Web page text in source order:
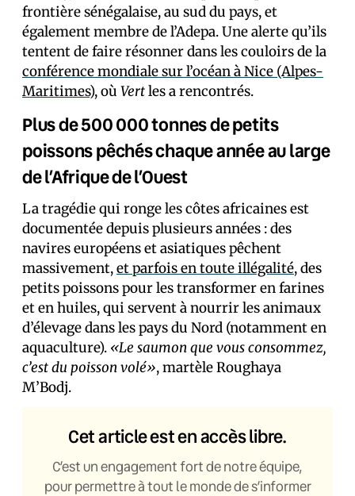
frontière sénégalaise, au sud du pays, et
également membre de l’Adepa. Une alerte qu’ils
tentent de faire résonner dans les couloirs de la
conférence mondiale sur l’océan à Nice (Alpes-
Maritimes), où Vertles a rencontrés.
Plus de 500 000 tonnes de petits
poissons pêchés chaque année au large
de l’Afrique de l’Ouest
La tragédie qui ronge les côtes africaines est
documentée depuis plusieurs années : des
navires européens et asiatiques pêchent
massivement,et parfois en toute illégalité, des
petits poissons pour les transformer en farines
et en huiles, qui servent à nourrir les animaux
d’élevage dans les pays du Nord (notamment en
aquaculture). «Le saumon que vous consommez,
c’est du poisson volé», martèle Roughaya
M’Bodj.
Cet article est en accès libre.
C’est un engagement fort de notre équipe,
pour permettre à tout le monde de s’informer